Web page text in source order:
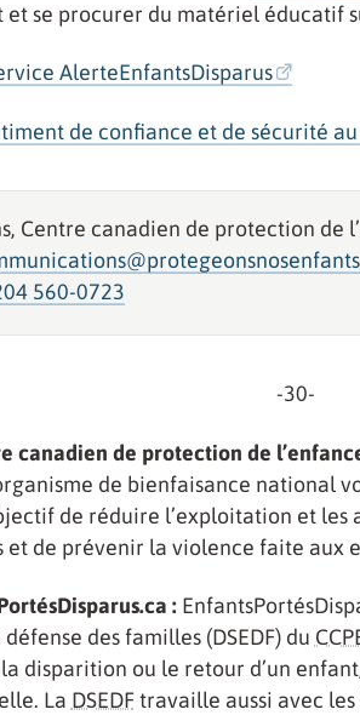
et se procurer du matériel éducatif
AlerteEnfantsDisparus
de confiance et de sécurité
Centre canadien de protection de
560-0723
-30-
canadien de protection de
de bienfaisance national
de réduire l’exploitation et les
et de prévenir la violence faite aux
:
des familles (DSEDF) du
disparition ou le retour d’un
La DSEDFtravaille aussi avec les